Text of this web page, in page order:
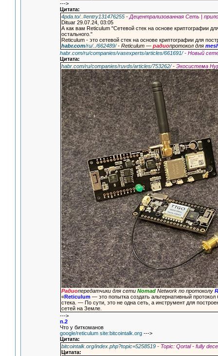
--->
Цитата:
4pda.to/..#entry131476255 - Децентрализованная Сеть |
Dituar 29.07.24, 03:05
А как вам Reticulum "Сетевой стек на основе криптографии
остального."
Reticulum - это сетевой стек на основе криптографии для
habr.com/ru/../662489/- Reticulum — радиопротокол для
habr.com/ru/companies/vasexperts/articles/661691/ - Новый
Цитата:
habr.com/ru/companies/ruvds/articles/753262/ - Экосистема
Радиопередатчики для сети Nomad Network по протоколу
«Reticulum — это попытка создать альтернативный
стека. — По сути, это не одна сеть, а инструмент для
сетей на Земле.
--->
п.2
Что у биткоманов
google/reticulum site:bitcointalk.org --->
Цитата:
bitcointalk.org/index.php?topic=5258519 - Topic: Qortal - fully
Цитата: